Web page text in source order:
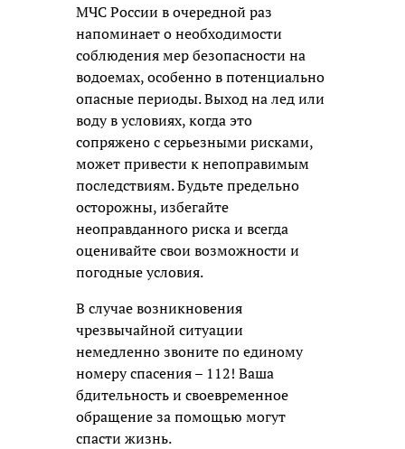
МЧС России в очередной раз
напоминает о необходимости
соблюдения мер безопасности на
водоемах, особенно в потенциально
опасные периоды. Выход на лед или
воду в условиях, когда это
сопряжено с серьезными рисками,
может привести к непоправимым
последствиям. Будьте предельно
осторожны, избегайте
неоправданного риска и всегда
оценивайте свои возможности и
погодные условия.
В случае возникновения
чрезвычайной ситуации
немедленно звоните по единому
номеру спасения – 112! Ваша
бдительность и своевременное
обращение за помощью могут
спасти жизнь.